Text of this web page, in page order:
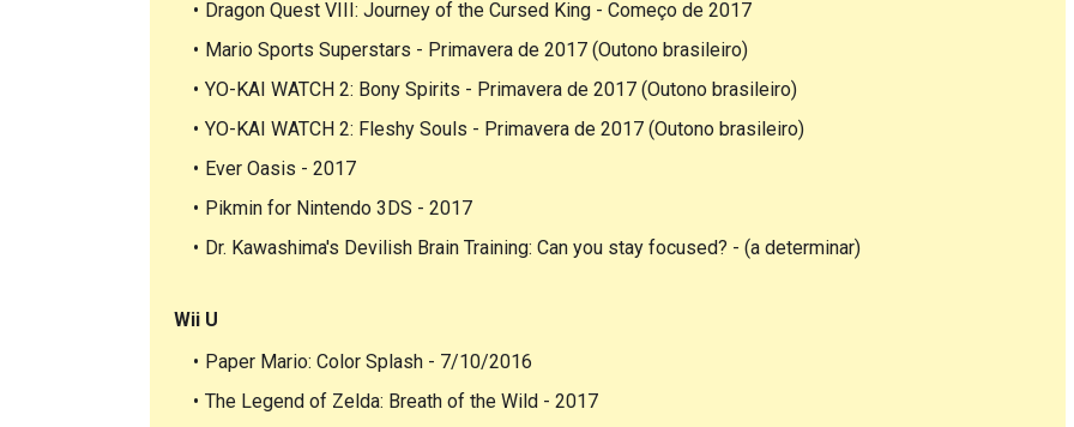
Dragon Quest VIII: Journey of the Cursed King - Começo de 2017
Mario Sports Superstars - Primavera de 2017 (Outono brasileiro)
YO-KAI WATCH 2: Bony Spirits - Primavera de 2017 (Outono brasileiro)
YO-KAI WATCH 2: Fleshy Souls - Primavera de 2017 (Outono brasileiro)
Ever Oasis - 2017
Pikmin for Nintendo 3DS - 2017
Dr. Kawashima's Devilish Brain Training: Can you stay focused? - (a determinar)
Wii U
Paper Mario: Color Splash - 7/10/2016
The Legend of Zelda: Breath of the Wild - 2017